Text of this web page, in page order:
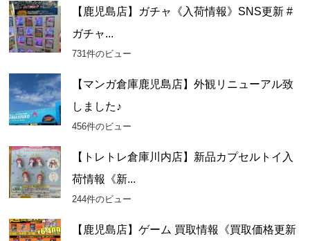
カ
イ
ブ
【鹿児島店】ガチャ《入荷情報》SNS更新 #
ガチャ...
731件のビュー
【マンガ倉庫鹿児島店】外観リニューアル致
しました♪
456件のビュー
【トレトレ倉庫川内店】新品カプセルトイ入
荷情報《新...
244件のビュー
【鹿児島店】ゲーム 買取情報《買取価格更新